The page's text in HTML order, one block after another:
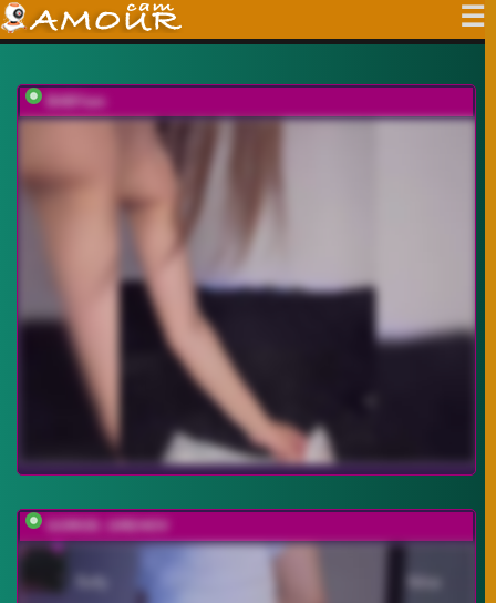
BABYam
GOROD_GREHOV